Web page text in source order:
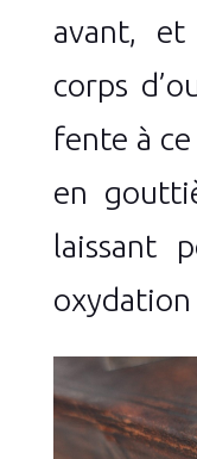
avant,
corps
fente à
en
laissant
oxydation